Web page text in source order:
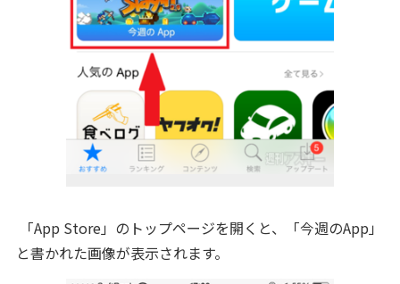
「App Store」のトップページを開くと、「今週のApp」
と書かれた画像が表示されます。